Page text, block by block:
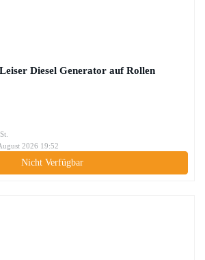
Diesel Generator auf Rollen
2026 19:52
Nicht Verfügbar